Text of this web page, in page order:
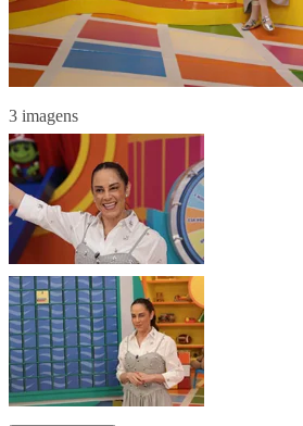
3 imagens